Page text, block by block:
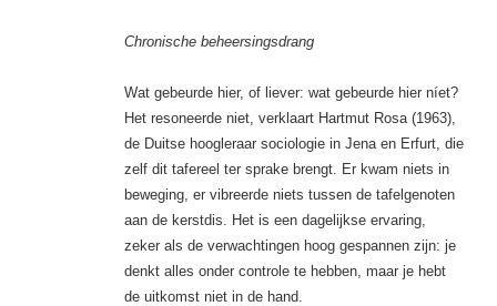
Chronische beheersingsdrang
Wat gebeurde hier, of liever: wat gebeurde hier níet?
Het resoneerde niet, verklaart Hartmut Rosa (1963),
de Duitse hoogleraar sociologie in Jena en Erfurt, die
zelf dit tafereel ter sprake brengt. Er kwam niets in
beweging, er vibreerde niets tussen de tafelgenoten
aan de kerstdis. Het is een dagelijkse ervaring,
zeker als de verwachtingen hoog gespannen zijn: je
denkt alles onder controle te hebben, maar je hebt
de uitkomst niet in de hand.